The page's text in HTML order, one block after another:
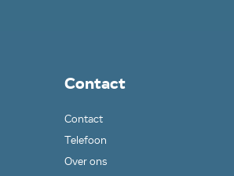
Contact
Contact
Telefoon
Over ons